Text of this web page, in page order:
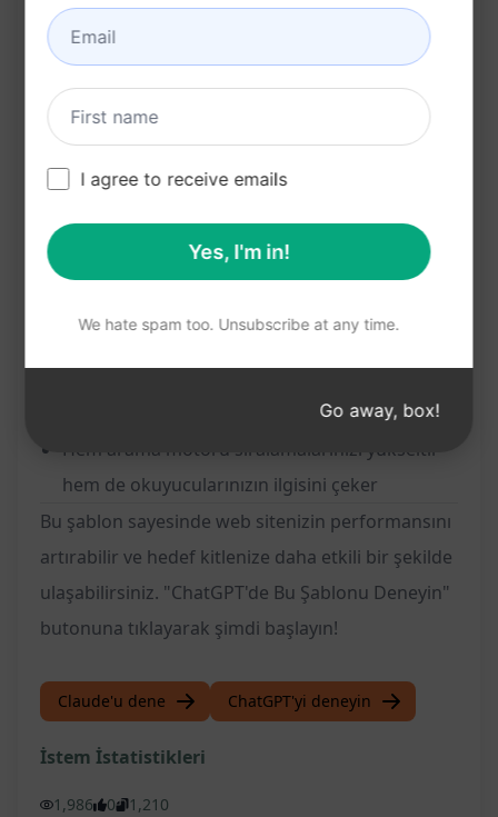
Hedef kitleyle rezonans kuracak şekilde
hazırlanmıştır
uygundur
Avantajlar:
Okuyucu etkileşimini artırarak daha fazla
Hem arama motoru sıralamalarınızı yükseltir
hem de okuyucularınızın ilgisini çeker
Bu şablon sayesinde web sitenizin performansını
artırabilir ve hedef kitlenize daha etkili bir şekilde
ulaşabilirsiniz. "ChatGPT'de Bu Şablonu Deneyin"
butonuna tıklayarak şimdi başlayın!
Claude'u dene ChatGPT'yi deneyin
İstem İstatistikleri
1,986 0 1,210
I agree to receive emails
Yes, I'm in!
We hate spam too. Unsubscribe at any time.
Go away, box!